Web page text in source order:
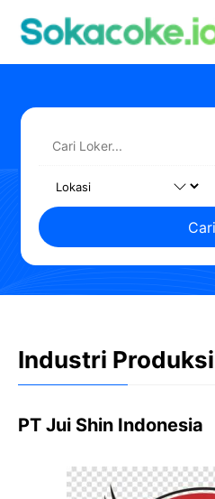
Cari
Industri
PT Jui Shin Indonesia